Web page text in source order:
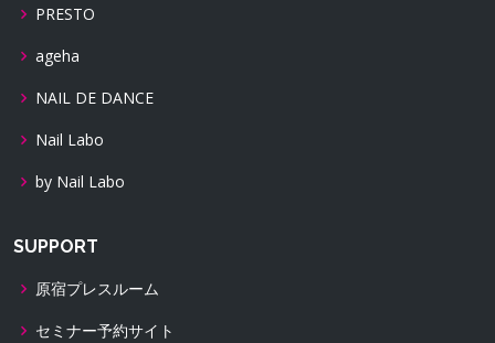
PRESTO
ageha
NAIL DE DANCE
Nail Labo
by Nail Labo
SUPPORT
原宿プレスルーム
セミナー予約サイト